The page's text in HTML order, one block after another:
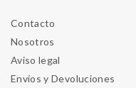
Contacto
Nosotros
Aviso legal
Envíos y Devoluciones